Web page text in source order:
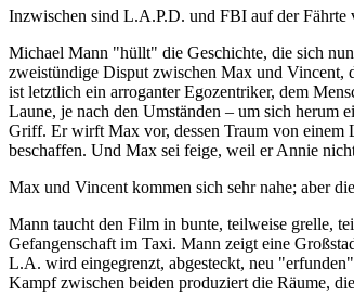
Inzwischen sind L.A.P.D. und FBI auf der Fährte
Michael Mann "hüllt" die Geschichte, die sich
zweistündige Disput zwischen Max und Vincent,
ist letztlich ein arroganter Egozentriker, dem
Laune, je nach den Umständen – um sich herum
Griff. Er wirft Max vor, dessen Traum von einem
beschaffen. Und Max sei feige, weil er Annie
Max und Vincent kommen sich sehr nahe; aber
Mann taucht den Film in bunte, teilweise grelle,
Gefangenschaft im Taxi. Mann zeigt eine
L.A. wird eingegrenzt, abgesteckt, neu
Kampf zwischen beiden produziert die Räume,